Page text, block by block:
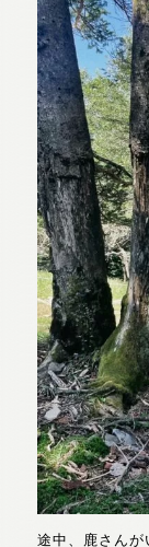
途中、鹿さんが